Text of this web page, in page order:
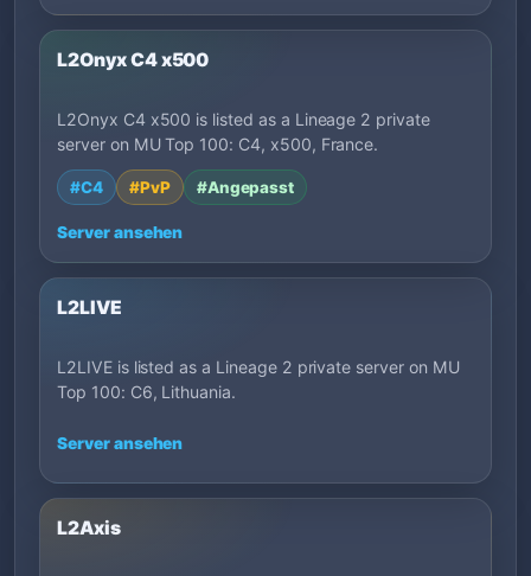
L2Onyx C4 x500
L2Onyx C4 x500 is listed as a Lineage 2 private
server on MU Top 100: C4, x500, France.
#C4 #PvP #Angepasst
Server ansehen
L2LIVE
L2LIVE is listed as a Lineage 2 private server on MU
Top 100: C6, Lithuania.
Server ansehen
L2Axis